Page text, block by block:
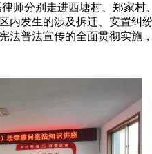
师分别走进西塘村、郑家
内发生的涉及拆迁、安置纠
法普法宣传的全面贯彻实施